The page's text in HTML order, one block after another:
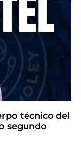
técnico del
segundo